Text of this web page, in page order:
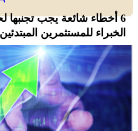
6 أخطاء شائعة يجب تجنبها
الخبراء للمستثمرين المبتدئين